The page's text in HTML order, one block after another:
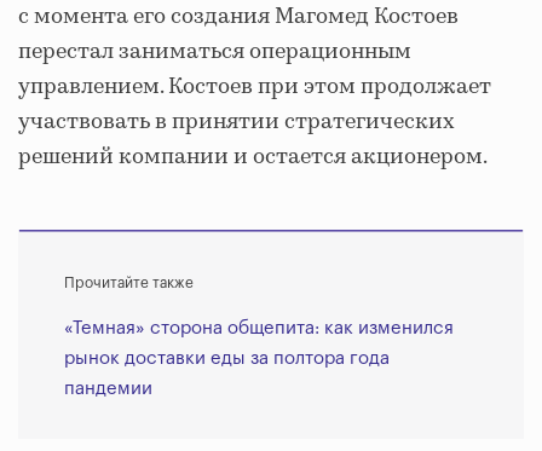
с момента его создания Магомед Костоев
перестал заниматься операционным
управлением. Костоев при этом продолжает
участвовать в принятии стратегических
решений компании и остается акционером.
Прочитайте также
«Темная» сторона общепита: как изменился
рынок доставки еды за полтора года
пандемии